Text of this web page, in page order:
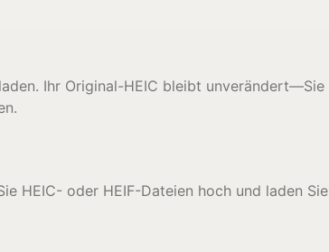
Ihr Original-HEIC bleibt unverändert—Sie
HEIC- oder HEIF-Dateien hoch und laden Sie